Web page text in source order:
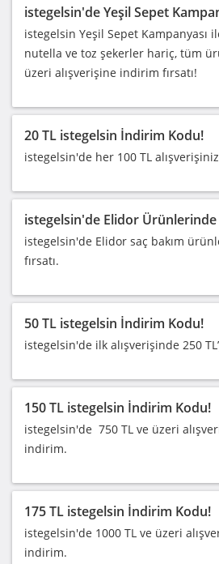
istegelsin'de Yeşil Sepet
istegelsin Yeşil Sepet Kampanyası
nutella ve toz şekerler hariç, tüm
üzeri alışverişine indirim fırsatı!
20 TL istegelsin İndirim Kodu!
istegelsin'de her 100 TL
istegelsin'de Elidor
istegelsin'de Elidor saç bakım
fırsatı.
50 TL istegelsin İndirim Kodu!
istegelsin'de ilk alışverişinde 250
150 TL istegelsin İndirim Kodu!
istegelsin'de 750 TL ve üzeri
indirim.
175 TL istegelsin İndirim Kodu!
istegelsin'de 1000 TL ve üzeri
indirim.